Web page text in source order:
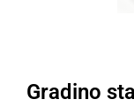
Gradino